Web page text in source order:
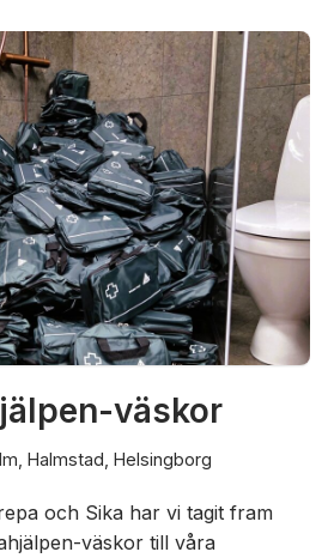
väskor
Halmstad Helsingborg
och Sika har vi tagit fram
väskor till våra